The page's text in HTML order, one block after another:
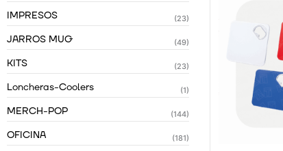
IMPRESOS (23)
JARROS MUG (49)
KITS (23)
Loncheras-Coolers (1)
MERCH-POP (144)
OFICINA (181)